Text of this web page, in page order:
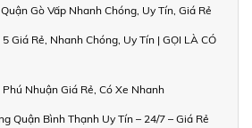
Gò Vấp Nhanh Chóng, Uy Tín, Giá Rẻ
Giá Rẻ, Nhanh Chóng, Uy Tín | GỌI LÀ CÓ
Nhuận Giá Rẻ, Có Xe Nhanh
Quận Bình Thạnh Uy Tín – 24/7 – Giá Rẻ